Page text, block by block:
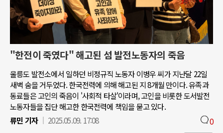
"한전이 죽였다" 해고된 섬 발전노동자의 죽음
울릉도 발전소에서 일하던 비정규직 노동자 이병우 씨가 지난달 22일
새벽 숨을 거두었다. 한국전력에 의해 해고된 지 8개월 만이다. 유족과
동료들은 고인의 죽음이 '사회적 타살'이라며, 고인을 비롯한 도서발전
노동자들을 집단 해고한 한국전력에 책임을 묻고 있다.
류민 기자
2025.05.09. 17:08 0